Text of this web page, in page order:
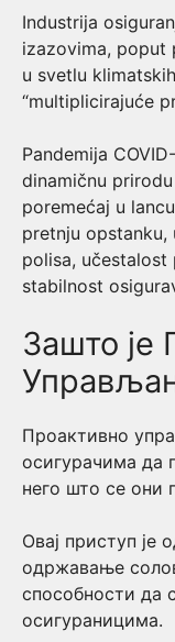
Industrija
izazovima, poput
u svetlu
“multiplicirajuće
Pandemija
dinamičnu
poremećaj u
pretnju opstanku,
polisa, učestalost
stabilnost
Зашто је
Проактивно
осигурачима да
него што се они
Овај приступ је
одржавање
способности да
осигураницима.